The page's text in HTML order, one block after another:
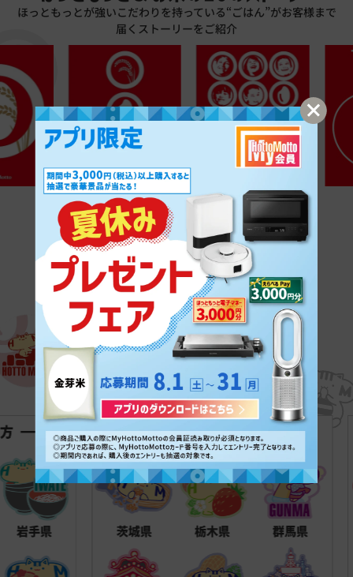
ほっともっとが強いこだわりを持っている“ごはん”がお客様まで
届くストーリーをご紹介
ほっともっとのブランドストーリーはこちら
お米の10のストーリーはこちら
全国の
“はっとむっと”
日本全国にあるほっともっと。
あなたのお住まいの都道府県は
どんなはっとむっと？